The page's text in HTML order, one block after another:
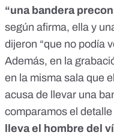
“una bandera
según afirma, ella y
dijeron “que no podía
Además, en la
en la misma sala que
acusa de llevar una
comparamos el
lleva el hombre del